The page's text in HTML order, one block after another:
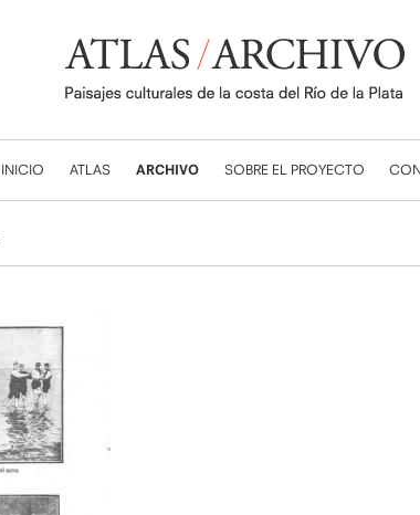
INICIO ATLAS ARCHIVO SOBRE EL PROYECTO